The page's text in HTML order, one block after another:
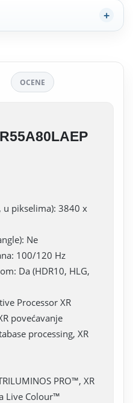
OCENE
u pikselima): 3840 x
Ne
100/120 Hz
Da (HDR10, HLG,
Processor XR
povećavanje
processing, XR
PRO™, XR
Live Colour™